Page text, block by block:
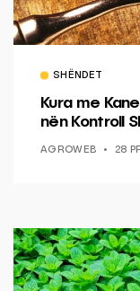
SHËNDET
Kura me
nën Kontroll
AGROWEB 28